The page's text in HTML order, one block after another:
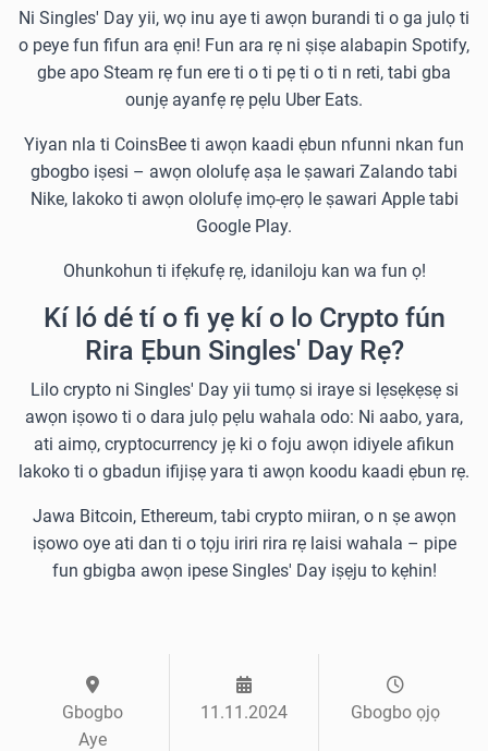
Ni Singles' Day yii, wọ inu aye ti awọn burandi ti o ga julọ ti
o peye fun fifun ara ẹni! Fun ara rẹ ni ṣiṣe alabapin Spotify,
gbe apo Steam rẹ fun ere ti o ti pẹ ti o ti n reti, tabi gba
ounjẹ ayanfẹ rẹ pẹlu Uber Eats.
Yiyan nla ti CoinsBee ti awọn kaadi ẹbun nfunni nkan fun
gbogbo iṣesi – awọn ololufẹ aṣa le ṣawari Zalando tabi
Nike, lakoko ti awọn ololufẹ imọ-ẹrọ le ṣawari Apple tabi
Google Play.
Ohunkohun ti ifẹkufẹ rẹ, idaniloju kan wa fun ọ!
Kí ló dé tí o fi yẹ kí o lo Crypto fún
Rira Ẹbun Singles' Day Rẹ?
Lilo crypto ni Singles' Day yii tumọ si iraye si lẹsẹkẹsẹ si
awọn iṣowo ti o dara julọ pẹlu wahala odo: Ni aabo, yara,
ati aimọ, cryptocurrency jẹ ki o foju awọn idiyele afikun
lakoko ti o gbadun ifijiṣẹ yara ti awọn koodu kaadi ẹbun rẹ.
Jawa Bitcoin, Ethereum, tabi crypto miiran, o n ṣe awọn
iṣowo oye ati dan ti o tọju iriri rira rẹ laisi wahala – pipe
fun gbigba awọn ipese Singles' Day iṣẹju to kẹhin!
Gbogbo
Aye
11.11.2024 Gbogbo ọjọ